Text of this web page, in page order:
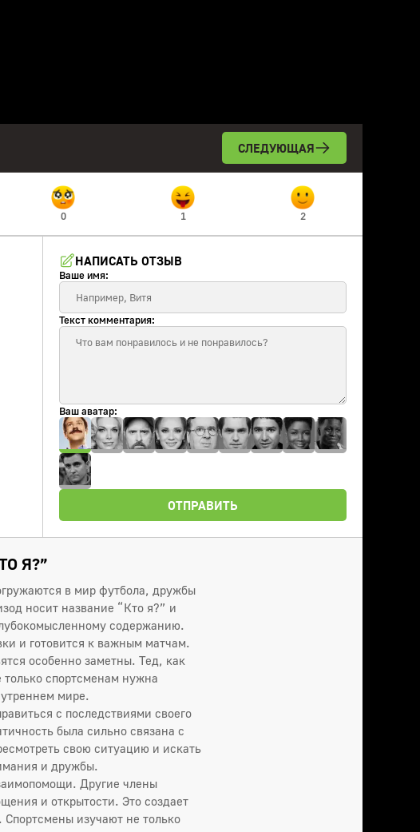
СЛЕДУЮЩАЯ
0 1 2
НАПИСАТЬ ОТЗЫВ
Ваше имя:
Текст комментария:
Ваш аватар:
ОТПРАВИТЬ
Я?”
в мир футбола, дружбы
носит название “Кто я?” и
содержанию.
и готовится к важным матчам.
особенно заметны. Тед, как
только спортсменам нужна
мире.
с последствиями своего
была сильно связана с
свою ситуацию и искать
и дружбы.
Другие члены
и открытости. Это создает
изучают не только